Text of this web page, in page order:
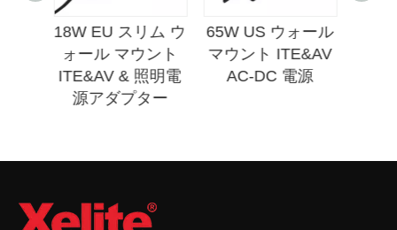
EU スリム ウ
ール マウント
& 照明電
源アダプター
65W US ウォール
マウント ITE&AV
AC-DC 電源
12V/24Vシガ
イターケーブ